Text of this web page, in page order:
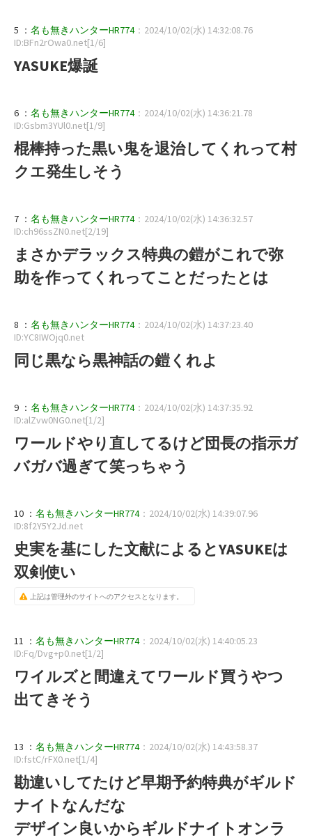
5 ： 名も無きハンターHR774：2024/10/02(水) 14:32:08.76
ID:BFn2rOwa0.net[1/6]
YASUKE爆誕
6 ： 名も無きハンターHR774：2024/10/02(水) 14:36:21.78
ID:Gsbm3YUl0.net[1/9]
棍棒持った黒い鬼を退治してくれって村
クエ発生しそう
7 ： 名も無きハンターHR774：2024/10/02(水) 14:36:32.57
ID:ch96ssZN0.net[2/19]
まさかデラックス特典の鎧がこれで弥
助を作ってくれってことだったとは
8 ： 名も無きハンターHR774：2024/10/02(水) 14:37:23.40
ID:YC8IWOjq0.net
同じ黒なら黒神話の鎧くれよ
9 ： 名も無きハンターHR774：2024/10/02(水) 14:37:35.92
ID:alZvw0NG0.net[1/2]
ワールドやり直してるけど団長の指示ガ
バガバ過ぎて笑っちゃう
10 ： 名も無きハンターHR774：2024/10/02(水) 14:39:07.96
ID:8f2Y5Y2Jd.net
史実を基にした文献によるとYASUKEは
双剣使い
上記は管理外のサイトへのアクセスとなります。
11 ： 名も無きハンターHR774：2024/10/02(水) 14:40:05.23
ID:Fq/Dvg+p0.net[1/2]
ワイルズと間違えてワールド買うやつ
出てきそう
13 ： 名も無きハンターHR774：2024/10/02(水) 14:43:58.37
ID:fstC/rFX0.net[1/4]
勘違いしてたけど早期予約特典がギルド
ナイトなんだな
デザイン良いからギルドナイトオンラ